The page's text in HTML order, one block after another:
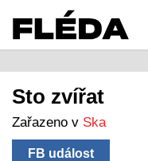
Sto zvířat
Zařazeno v Ska
FB událost